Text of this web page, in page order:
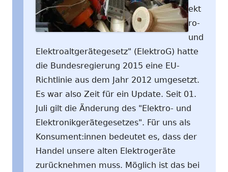
ekt
ro-
und
Elektroaltgerätegesetz" (ElektroG) hatte
die Bundesregierung 2015 eine EU-
Richtlinie aus dem Jahr 2012 umgesetzt.
Es war also Zeit für ein Update. Seit 01.
Juli gilt die Änderung des "Elektro- und
Elektronikgerätegesetzes". Für uns als
Konsument:innen bedeutet es, dass der
Handel unsere alten Elektrogeräte
zurücknehmen muss. Möglich ist das bei